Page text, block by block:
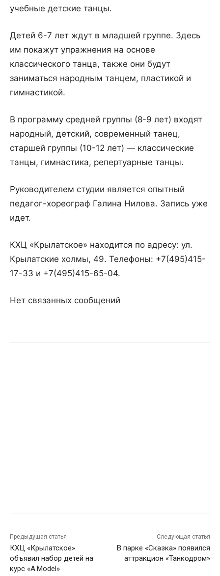
учебные детские танцы.
Детей 6-7 лет ждут в младшей группе. Здесь
им покажут упражнения на основе
классического танца, также они будут
заниматься народным танцем, пластикой и
гимнастикой.
В программу средней группы (8-9 лет) входят
народный, детский, современный танец,
старшей группы (10-12 лет) — классические
танцы, гимнастика, репертуарные танцы.
Руководителем студии является опытный
педагог-хореограф Галина Нилова. Запись уже
идет.
КХЦ «Крылатское» находится по адресу: ул.
Крылатские холмы, 49. Телефоны: +7(495)415-
17-33 и +7(495)415-65-04.
Нет связанных сообщений
Предыдущая статья
КХЦ «Крылатское»
объявил набор детей на
курс «A.Model»
Следующая статья
В парке «Сказка» появился
аттракцион «Танкодром»